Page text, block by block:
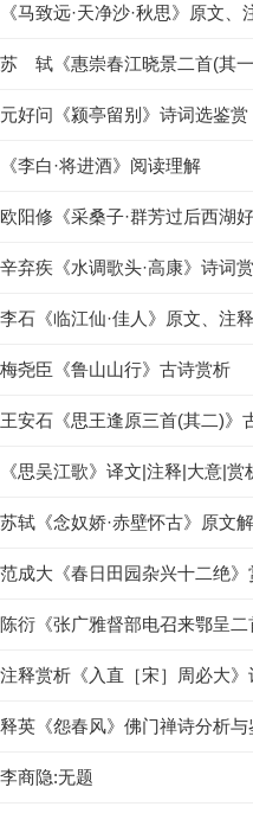
《马致远·天净沙·秋思》原文、
苏 轼《惠崇春江晓景二首(其
元好问《颍亭留别》诗词选鉴赏
《李白·将进酒》阅读理解
欧阳修《采桑子·群芳过后西湖
辛弃疾《水调歌头·高康》诗词
李石《临江仙·佳人》原文、注
梅尧臣《鲁山山行》古诗赏析
王安石《思王逢原三首(其二)》
《思吴江歌》译文|注释|大意|赏
苏轼《念奴娇·赤壁怀古》原文
范成大《春日田园杂兴十二绝》
陈衍《张广雅督部电召来鄂呈
注释赏析《入直［宋］周必大》
释英《怨春风》佛门禅诗分析与
李商隐:无题